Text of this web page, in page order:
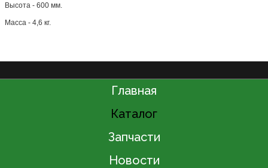
Высота - 600 мм.
Масса - 4,6 кг.
Главная
Каталог
Запчасти
Новости